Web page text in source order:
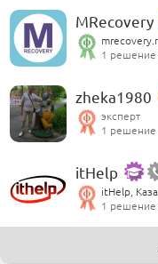
MRecovery
1 решение
zheka1980
эксперт
1 решение
itHelp
itHelp,
1 решение